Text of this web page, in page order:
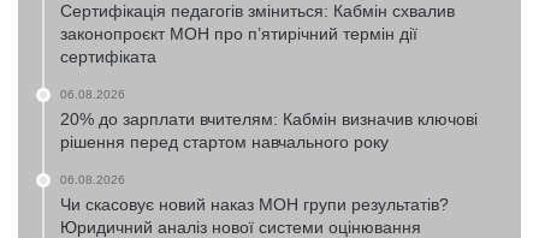
Сертифікація педагогів зміниться: Кабмін схвалив
законопроєкт МОН про п’ятирічний термін дії
сертифіката
06.08.2026
20% до зарплати вчителям: Кабмін визначив ключові
рішення перед стартом навчального року
06.08.2026
Чи скасовує новий наказ МОН групи результатів?
Юридичний аналіз нової системи оцінювання